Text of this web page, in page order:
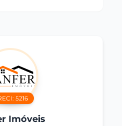
5216
Imóveis